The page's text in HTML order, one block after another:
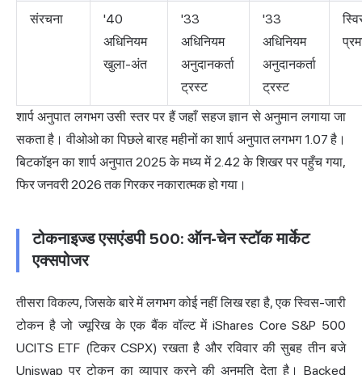
संरचना
'40
अधिनियम
खुला-अंत
'33
अधिनियम
अनुदानकर्ता
ट्रस्ट
'33
अधिनियम
अनुदानकर्ता
ट्रस्ट
शार्प अनुपात लगभग उसी स्तर पर हैं जहाँ सहज ज्ञान से अनुमान लगाया जा
सकता है। वीओओ का पिछले बारह महीनों का शार्प अनुपात लगभग 1.07 है।
बिटकॉइन का शार्प अनुपात 2025 के मध्य में 2.42 के शिखर पर पहुँच गया,
फिर जनवरी 2026 तक गिरकर नकारात्मक हो गया।
टोकनाइज्ड एसएंडपी 500: ऑन-चेन स्टॉक मार्केट
एक्सपोजर
तीसरा विकल्प, जिसके बारे में लगभग कोई नहीं लिख रहा है, एक स्विस-जारी
टोकन है जो ज्यूरिख के एक बैंक वॉल्ट में iShares Core S&P 500
UCITS ETF (टिकर CSPX) रखता है और रविवार की सुबह तीन बजे
Uniswap पर टोकन का व्यापार करने की अनुमति देता है। Backed